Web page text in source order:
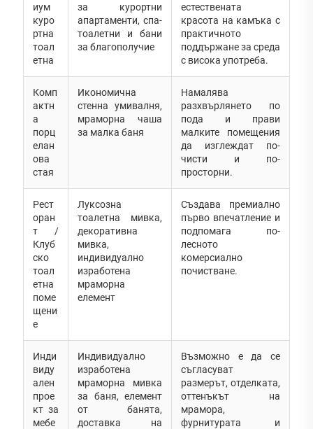
иум
куро
ртна
тоал
етна
за курортни
апартаменти, спа-
тоалетни и бани
за благополучие
естествената
красота на камъка с
практичното
поддържане за среда
с висока употреба.
Комп
актн
а
порц
елан
ова
стая
Икономична
стенна умивалня,
мраморна чаша
за малка баня
Намалява
разхвърлянето по
пода и прави
малките помещения
да изглеждат по-
чисти и по-
просторни.
Рест
оран
т /
Клуб
ско
тоал
етна
поме
щени
е
Луксозна
тоалетна мивка,
декоративна
мивка,
индивидуално
изработена
мраморна
елемент
Създава премиално
първо впечатление и
подпомага по-
лесното
комерсиално
почистване.
Инди
виду
ален
прое
кт за
мебе
Индивидуално
изработена
мраморна мивка
за баня, елемент
от банята,
доставка на
Възможно е да се
съгласуват
размерът, отделката,
оттенъкът на
мрамора,
фурнитурата и